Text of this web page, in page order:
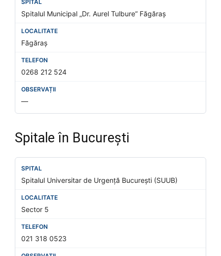
Spitalul Municipal „Dr. Aurel Tulbure” Făgăraș
Făgăraș
0268 212 524
—
Spitale în București
Spitalul Universitar de Urgență București (SUUB)
Sector 5
021 318 0523